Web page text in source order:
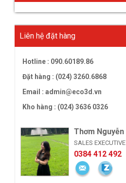
Liên hệ đặt hàng
Hotline : 090.60189.86
Đặt hàng : (024) 3260.6868
Email : admin@eco3d.vn
Kho hàng : (024) 3636 0326
Thơm Nguyễn
SALES EXECUTIVE
0384 412 492